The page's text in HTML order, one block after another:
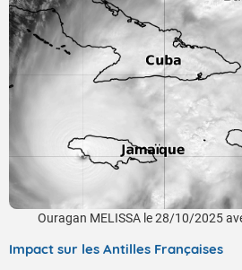
Ouragan MELISSA le 28/10/2025
Impact sur les Antilles Françaises